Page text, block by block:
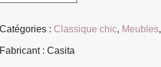
BASSE
DOUBLE
Catégories : Classique chic, Meubles,
Fabricant : Casita